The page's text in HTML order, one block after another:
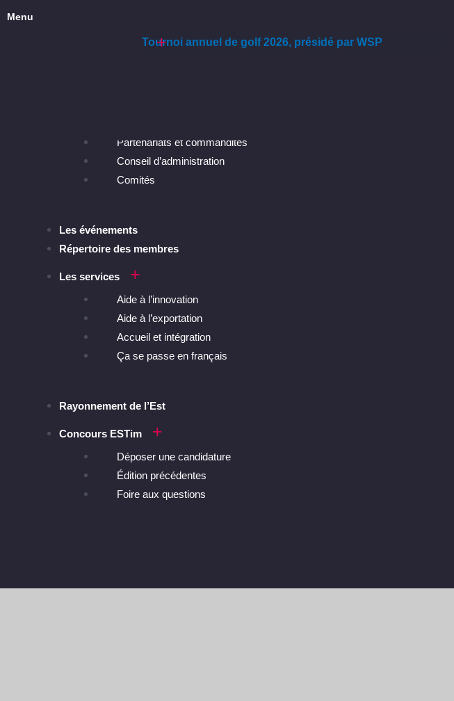
Tournoi annuel de golf 2026, présidé par WSP
Tournoi annuel de golf 2026, présidé par WSP
Menu
Explorer la CCEM
Partenariats et commandites
Conseil d’administration
Comités
Les événements
Répertoire des membres
Les services
Aide à l’innovation
Aide à l’exportation
Accueil et intégration
Ça se passe en français
Rayonnement de l’Est
Concours ESTim
Déposer une candidature
Édition précédentes
Foire aux questions